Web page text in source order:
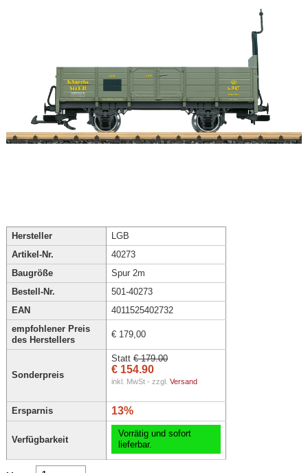
Hersteller
LGB
Artikel-Nr.
40273
Baugröße
Spur 2m
Bestell-Nr.
501-40273
EAN
4011525402732
empfohlener Preis
des Herstellers
€ 179,00
Sonderpreis
Statt € 179.00
€ 154.90
inkl. MwSt - zzgl. Versand
Ersparnis 13%
Verfügbarkeit
Vorrätig und sofort
lieferbar.